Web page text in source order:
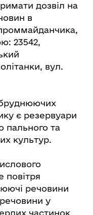
дозвіл на
в
23542,
вул.
є резервуари
пального та
культур.
повітря
речовини
у
частинок